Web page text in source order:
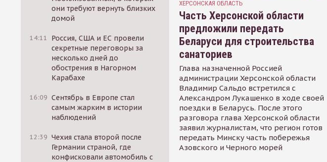
они требуют вернуть близких
домой
14:11
Россия, США и ЕС провели
секретные переговоры за
несколько дней до
обострения в Нагорном
Карабахе
16:09 Сентябрь в Европе стал
самым жарким в истории
наблюдений
12:39 Чехия стала второй после
Германии страной, где
конфисковали автомобиль с
ХЕРСОНСКАЯ ОБЛАСТЬ
Часть Херсонской области
предложили передать
Беларуси для строительства
санаториев
Глава назначенной Россией
администрации Херсонской области
Владимир Сальдо встретился с
Александром Лукашенко в ходе своей
поездки в Беларусь. После этого
разговора глава Херсонской области
заявил журналистам, что регион готов
передать Минску часть побережья
Азовского и Черного морей